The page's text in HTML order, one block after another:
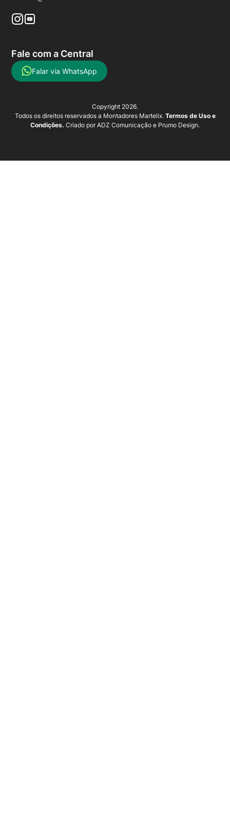
Fale com a Central
Falar via WhatsApp
Copyright 2026.
Todos os direitos reservados a Montadores Martelix. Termos de Uso e
Condições. Criado porADZ Comunicação e Prumo Design.